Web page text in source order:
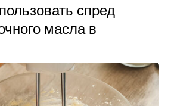
спред
масла в